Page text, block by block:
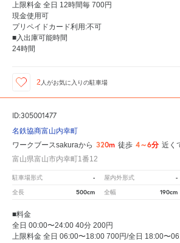
上限料金 全日 12時間毎 700円
現金使用可
プリペイドカード利用:不可
■入出庫可能時間
24時間
2 人がお気に入りの駐車場
ID:305001477
名鉄協商富山内幸町
ワークブースsakuraから 320m 徒歩 4～6分 近く
富山県富山市内幸町1番12
駐車場形式 - 屋内外形式 -
全長 500cm 全幅 190cm
■料金
全日 00:00〜24:00 40分 200円
上限料金 全日 06:00〜18:00 700円/全日 18:00〜